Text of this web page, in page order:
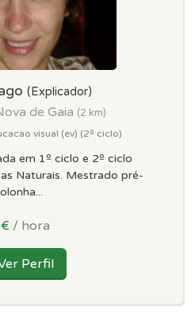
(Explicador)
de Gaia (2 km)
visual (ev) (2º ciclo)
em 1º ciclo e 2º ciclo
Naturais. Mestrado pré-
/ hora
Perfil